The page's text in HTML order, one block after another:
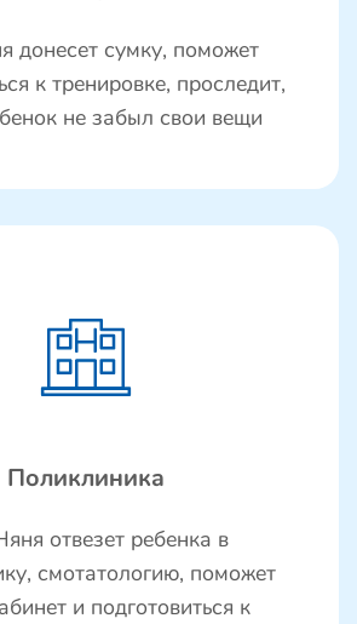
донесет сумку, поможет
к тренировке, проследит,
не забыл свои вещи
Поликлиника
отвезет ребенка в
смотатологию, поможет
и подготовиться к